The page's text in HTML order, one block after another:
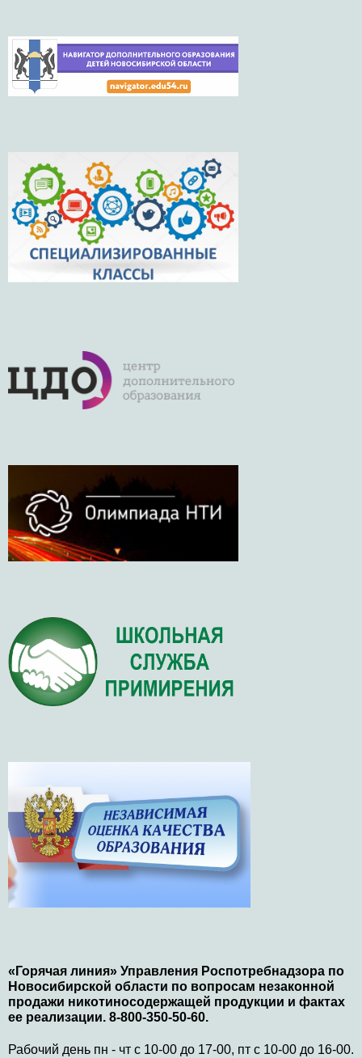
«Горячая линия» Управления Роспотребнадзора по
Новосибирской области по вопросам незаконной
продажи никотиносодержащей продукции и фактах
ее реализации. 8-800-350-50-60.
Рабочий день пн - чт с 10-00 до 17-00, пт с 10-00 до 16-00.